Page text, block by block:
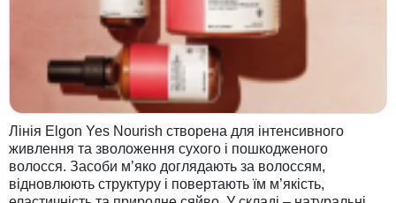
Лінія Elgon Yes Nourish створена для інтенсивного
живлення та зволоження сухого і пошкодженого
волосся. Засоби м’яко доглядають за волоссям,
відновлюють структуру і повертають їм м’якість,